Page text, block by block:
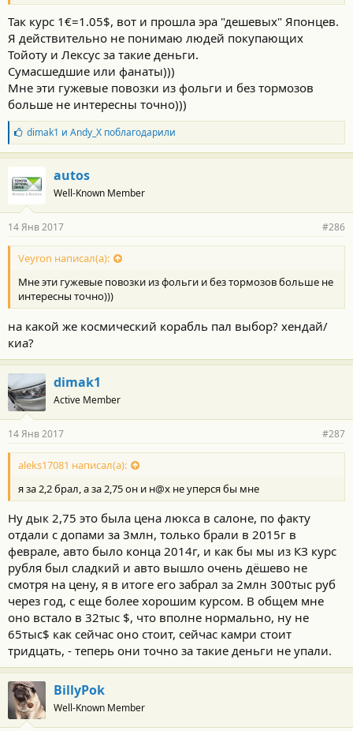
Так курс 1€=1.05$, вот и прошла эра "дешевых" Японцев.
Я действительно не понимаю людей покупающих
Тойоту и Лексус за такие деньги.
Сумасшедшие или фанаты)))
Мне эти гужевые повозки из фольги и без тормозов
больше не интересны точно)))
Б
л
а
о
д
а
н
о
с
и
:
dimak1 и Andy_Xпоблагодарили
autos
Well-Known Member
14 Янв 2017 #286
Veyron написал(а):
Мне эти гужевые повозки из фольги и без тормозов больше не
интересны точно)))
на какой же космический корабль пал выбор? хендай/
киа?
dimak1
Active Member
14 Янв 2017 #287
aleks17081 написал(а):
я за 2,2 брал, а за 2,75 он и н@х не уперся бы мне
Ну дык 2,75 это была цена люкса в салоне, по факту
отдали с допами за 3млн, только брали в 2015г в
феврале, авто было конца 2014г, и как бы мы из КЗ курс
рубля был сладкий и авто вышло очень дёшево не
смотря на цену, я в итоге его забрал за 2млн 300тыс руб
через год, с еще более хорошим курсом. В общем мне
оно встало в 32тыс $, что вполне нормально, ну не
65тыс$ как сейчас оно стоит, сейчас камри стоит
тридцать, - теперь они точно за такие деньги не упали.
BillyPok
Well-Known Member